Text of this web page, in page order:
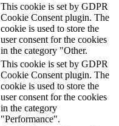
This cookie is set by GDPR
Cookie Consent plugin. The
cookie is used to store the
user consent for the cookies
in the category "Other.
This cookie is set by GDPR
Cookie Consent plugin. The
cookie is used to store the
user consent for the cookies
in the category
"Performance".